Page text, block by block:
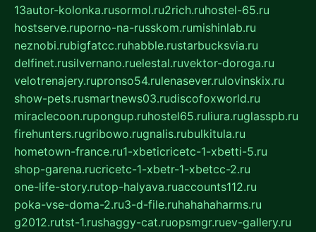
13autor-kolonka.rusormol.ru2rich.ruhostel-65.ru
hostserve.ruporno-na-russkom.rumishinlab.ru
neznobi.rubigfatcc.ruhabble.rustarbucksvia.ru
delfinet.rusilvernano.ruelestal.ruvektor-doroga.ru
velotrenajery.rupronso54.rulenasever.rulovinskix.ru
show-pets.rusmartnews03.rudiscofoxworld.ru
miraclecoon.rupongup.ruhostel65.ruliura.ruglasspb.ru
firehunters.rugribowo.rugnalis.rubulkitula.ru
hometown-france.ru1-xbeticricetc-1-xbetti-5.ru
shop-garena.rucricetc-1-xbetr-1-xbetcc-2.ru
one-life-story.rutop-halyava.ruaccounts112.ru
poka-vse-doma-2.ru3-d-file.ruhahahaharms.ru
g2012.rutst-1.rushaggy-cat.ruopsmgr.ruev-gallery.ru